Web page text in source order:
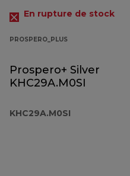
En rupture de stock
PROSPERO_PLUS
Prospero+ Silver
KHC29A.M0SI
KHC29A.M0SI